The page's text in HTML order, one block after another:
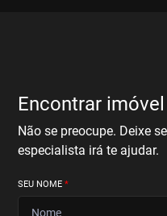
Encontrar
Não se preocupe. Deixe
especialista irá te ajudar.
SEU NOME*